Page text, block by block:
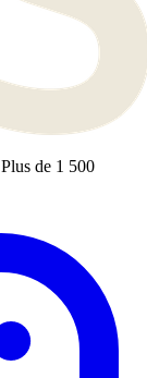
de 1 500